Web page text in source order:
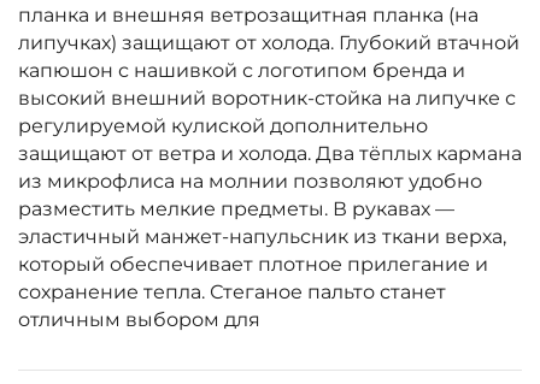
планка и внешняя ветрозащитная планка (на
липучках) защищают от холода. Глубокий втачной
капюшон с нашивкой с логотипом бренда и
высокий внешний воротник-стойка на липучке с
регулируемой кулиской дополнительно
защищают от ветра и холода. Два тёплых кармана
из микрофлиса на молнии позволяют удобно
разместить мелкие предметы. В рукавах —
эластичный манжет-напульсник из ткани верха,
который обеспечивает плотное прилегание и
сохранение тепла. Стеганое пальто станет
отличным выбором для